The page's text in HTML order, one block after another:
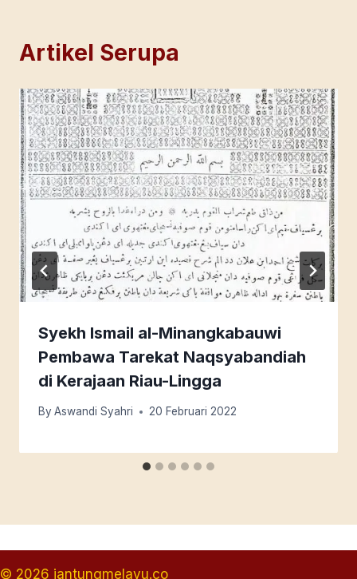
Artikel Serupa
Syekh Ismail al-Minangkabauwi
Pembawa Tarekat Naqsyabandiah
di Kerajaan Riau-Lingga
By Aswandi Syahri 20 Februari 2022
© 2026 jantungmelayu.co